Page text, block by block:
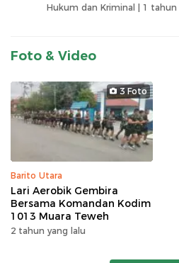
Hukum dan Kriminal | 1 tahun
Foto & Video
3 Foto
Barito Utara
Lari Aerobik Gembira
Bersama Komandan Kodim
1013 Muara Teweh
2 tahun yang lalu